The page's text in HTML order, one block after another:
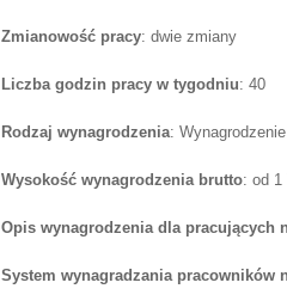
Zmianowość pracy: dwie zmiany
Liczba godzin pracy w tygodniu: 40
Rodzaj wynagrodzenia:
Wysokość wynagrodzenia brutto: od 1
Opis wynagrodzenia dla pracujących
System wynagradzania pracowników